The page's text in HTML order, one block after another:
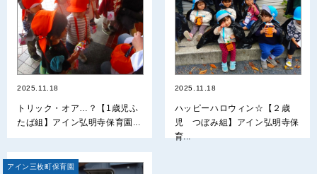
2025.11.18
トリック・オア…？【1歳児ふ
たば組】アイン弘明寺保育園...
2025.11.18
ハッピーハロウィン☆【２歳
児 つぼみ組】アイン弘明寺保
育...
アイン三枚町保育園